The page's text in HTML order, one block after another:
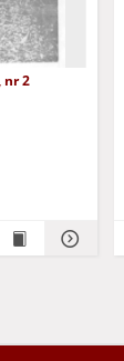
nr 2